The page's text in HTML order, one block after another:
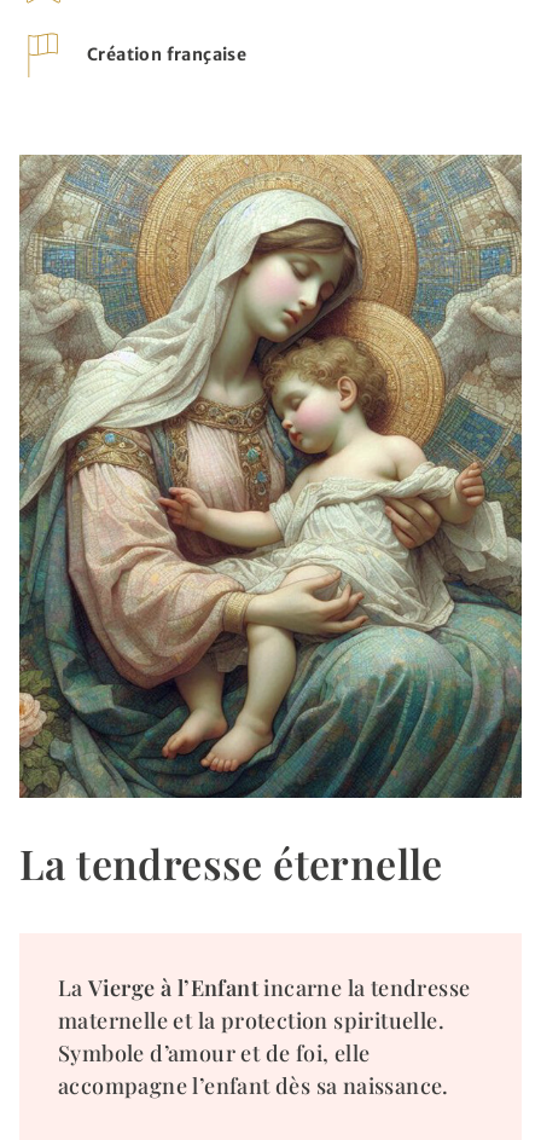
Création française
La tendresse éternelle
LaVierge à l’Enfantincarne la tendresse
maternelle et la protection spirituelle.
Symbole d’amour et de foi, elle
accompagne l’enfant dès sa naissance.